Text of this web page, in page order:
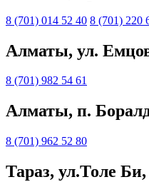
8 (701) 014 52 40 8 (701) 220
Алматы, ул.
8 (701) 982 54 61
Алматы, п.
8 (701) 962 52 80
Тараз, ул.Толе